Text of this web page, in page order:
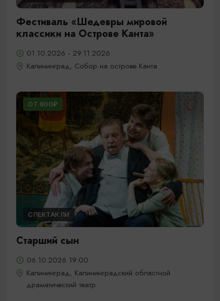
Фестиваль «Шедевры мировой
классики на Острове Канта»
01.10.2026 - 29.11.2026
Калининград, Собор на острове Канта
ОТ 800₽
СПЕКТАКЛИ
Старший сын
06.10.2026 19:00
Калининград, Калининградский областной
драматический театр